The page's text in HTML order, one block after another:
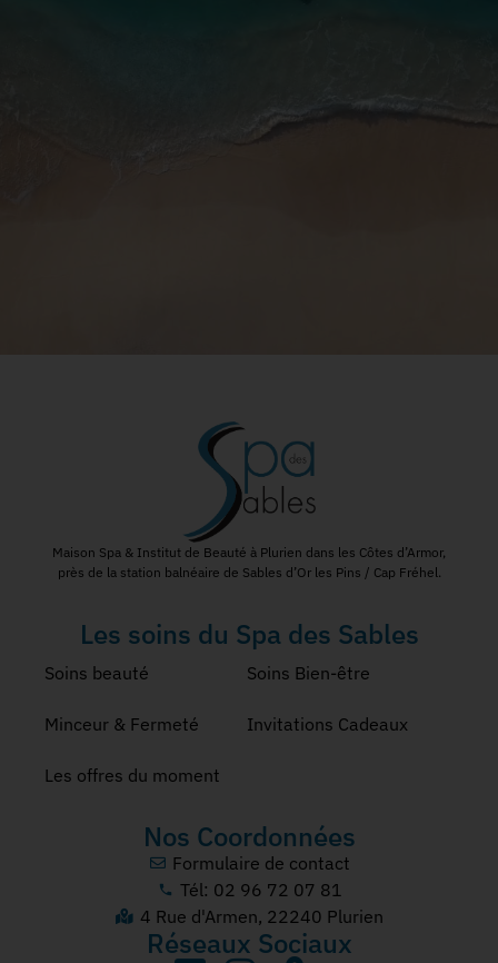
Maison Spa & Institut de Beauté à Plurien dans les Côtes d’Armor,
près de la station balnéaire de Sables d’Or les Pins / Cap Fréhel.
Les soins du Spa des Sables
Soins beauté Soins Bien-être
Minceur & Fermeté Invitations Cadeaux
Les offres du moment
Nos Coordonnées
Formulaire de contact
Tél: 02 96 72 07 81
4 Rue d'Armen, 22240 Plurien
Réseaux Sociaux